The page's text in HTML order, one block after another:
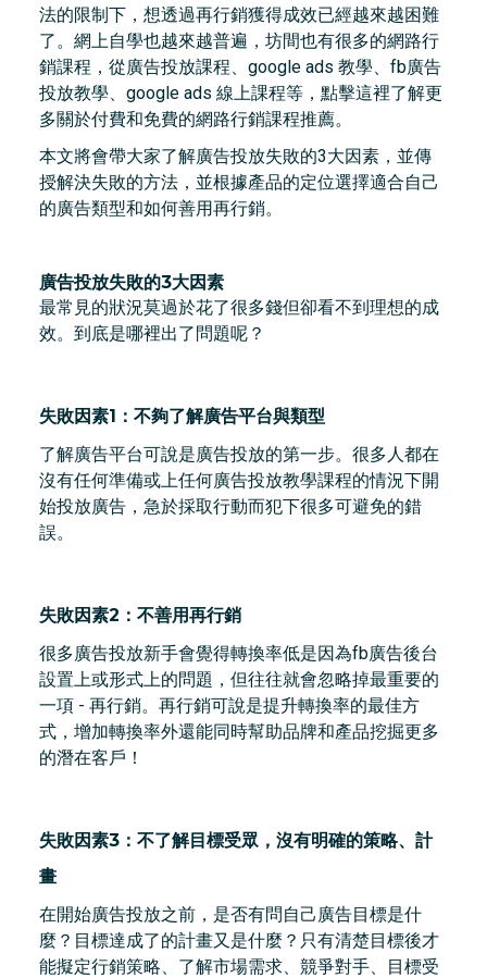
法的限制下，想透過再行銷獲得成效已經越來越困難
了。網上自學也越來越普遍，坊間也有很多的網路行
銷課程，從廣告投放課程、google ads 教學、fb廣告
投放教學、google ads 線上課程等，點擊這裡了解更
多關於付費和免費的網路行銷課程推薦。
本文將會帶大家了解廣告投放失敗的3大因素，並傳
授解決失敗的方法，並根據產品的定位選擇適合自己
的廣告類型和如何善用再行銷。
廣告投放失敗的3大因素
最常見的狀況莫過於花了很多錢但卻看不到理想的成
效。到底是哪裡出了問題呢？
失敗因素1：不夠了解廣告平台與類型
了解廣告平台可說是廣告投放的第一步。很多人都在
沒有任何準備或上任何廣告投放教學課程的情況下開
始投放廣告，急於採取行動而犯下很多可避免的錯
誤。
失敗因素2：不善用再行銷
很多廣告投放新手會覺得轉換率低是因為fb廣告後台
設置上或形式上的問題，但往往就會忽略掉最重要的
一項 - 再行銷。再行銷可說是提升轉換率的最佳方
式，增加轉換率外還能同時幫助品牌和產品挖掘更多
的潛在客戶！
失敗因素3：不了解目標受眾，沒有明確的策略、計
畫
在開始廣告投放之前，是否有問自己廣告目標是什
麼？目標達成了的計畫又是什麼？只有清楚目標後才
能擬定行銷策略、了解市場需求、競爭對手、目標受